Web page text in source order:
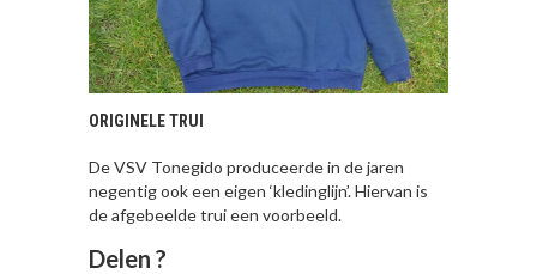
ORIGINELE TRUI
De VSV Tonegido produceerde in de jaren
negentig ook een eigen ‘kledinglijn’. Hiervan is
de afgebeelde trui een voorbeeld.
Delen ?